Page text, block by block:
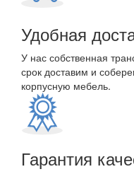
Удобная
У нас собственная
срок доставим и
корпусную мебель.
Гарантия